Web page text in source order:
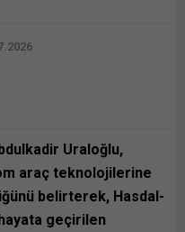
Uraloğlu,
araç teknolojilerine
belirterek, Hasdal-
geçirilen